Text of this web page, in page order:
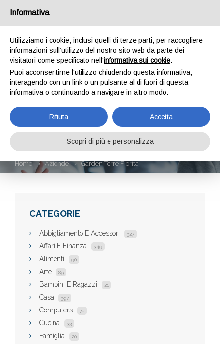
GARDEN TORRE
FIORITA
Home Aziende Garden Torre Fiorita
CATEGORIE
Abbigliamento E Accessori 327
Affari E Finanza 349
Alimenti 90
Arte 89
Bambini E Ragazzi 21
Casa 397
Computers 70
Cucina 33
Famiglia 20
Informativa
Utilizziamo i cookie, inclusi quelli di terze parti, per raccogliere
informazioni sull’utilizzo del nostro sito web da parte dei
visitatori come specificato nell'informativa sui cookie.
Puoi acconsentirne l'utilizzo chiudendo questa informativa,
interagendo con un link o un pulsante al di fuori di questa
informativa o continuando a navigare in altro modo.
Rifiuta Accetta
Scopri di più e personalizza